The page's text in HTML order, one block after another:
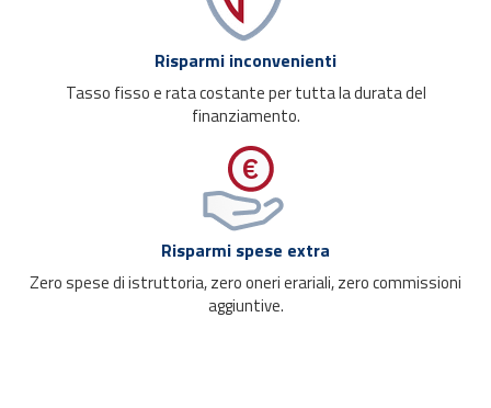
Risparmi inconvenienti
Tasso fisso e rata costante per tutta la durata del
finanziamento.
Risparmi spese extra
Zero spese di istruttoria, zero oneri erariali, zero commissioni
aggiuntive.